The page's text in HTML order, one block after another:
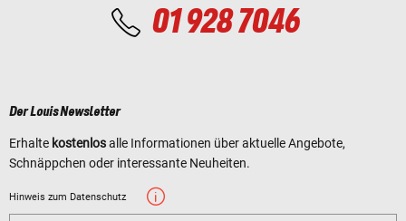
01 928 7046
Der Louis Newsletter
Erhalte kostenlosalle Informationen über aktuelle Angebote,
Schnäppchen oder interessante Neuheiten.
Hinweis zum Datenschutz